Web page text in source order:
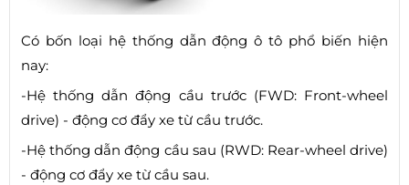
Có bốn loại hệ thống dẫn động ô tô phổ biến hiện
nay:
-Hệ thống dẫn động cầu trước (FWD: Front-wheel
drive) - động cơ đẩy xe từ cầu trước.
-Hệ thống dẫn động cầu sau (RWD: Rear-wheel drive)
- động cơ đẩy xe từ cầu sau.